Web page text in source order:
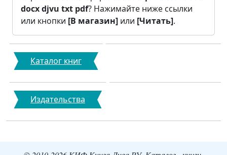
docxdjvu txt pdf? Нажимайте ниже ссылки
или кнопки [В магазин] или [Читать].
Каталог книг
Издательства